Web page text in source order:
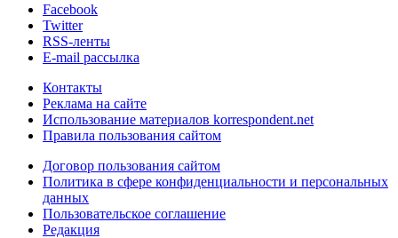
Facebook
Twitter
RSS-ленты
E-mail рассылка
Контакты
Реклама на сайте
Использование материалов korrespondent.net
Правила пользования сайтом
Договор пользования сайтом
Политика в сфере конфиденциальности и персональных
данных
Пользовательское соглашение
Редакция